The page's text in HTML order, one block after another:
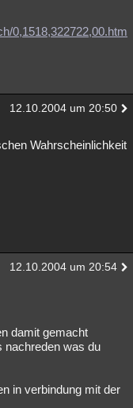
0,1518,322722,00.htm
12.10.2004 um 20:50
Wahrscheinlichkeit
12.10.2004 um 20:54
damit gemacht
nachreden was du
in verbindung mit der